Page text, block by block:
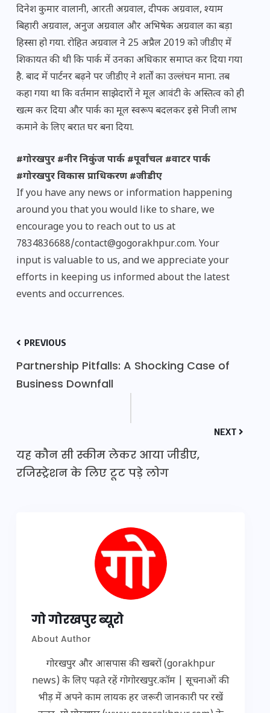
दिनेश कुमार वालानी, आरती अग्रवाल, दीपक अग्रवाल, श्याम
बिहारी अग्रवाल, अनुज अग्रवाल और अभिषेक अग्रवाल का बड़ा
हिस्सा हो गया. रोहित अग्रवाल ने 25 अप्रैल 2019 को जीडीए में
शिकायत की थी कि पार्क में उनका अधिकार समाप्त कर दिया गया
है. बाद में पार्टनर बढ़ने पर जीडीए ने शर्तों का उल्लंघन माना. तब
कहा गया था कि वर्तमान साझेदारों ने मूल आवंटी के अस्तित्व को ही
खत्म कर दिया और पार्क का मूल स्वरूप बदलकर इसे निजी लाभ
कमाने के लिए बरात घर बना दिया.
#गोरखपुर #नीर निकुंज पार्क #पूर्वांचल #वाटर पार्क
#गोरखपुर विकास प्राधिकरण #जीडीए
If you have any news or information happening
around you that you would like to share, we
encourage you to reach out to us at
7834836688/contact@gogorakhpur.com. Your
input is valuable to us, and we appreciate your
efforts in keeping us informed about the latest
events and occurrences.
PREVIOUS
Partnership Pitfalls: A Shocking Case of
Business Downfall
NEXT
यह कौन सी स्कीम लेकर आया जीडीए,
रजिस्ट्रेशन के लिए टूट पड़े लोग
गो गोरखपुर ब्यूरो
About Author
गोरखपुर और आसपास की खबरों (gorakhpur
news) के लिए पढ़ते रहें गोगोरखपुर.कॉम | सूचनाओं की
भीड़ में अपने काम लायक हर जरूरी जानकारी पर रखें